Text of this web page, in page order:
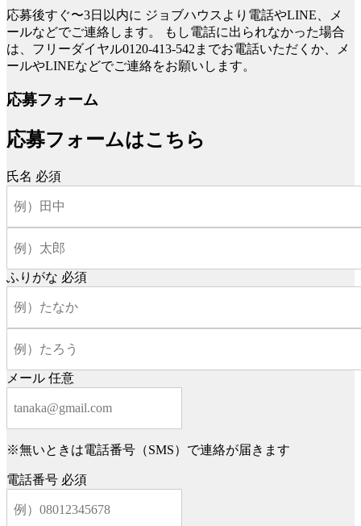
応募後すぐ〜3日以内に ジョブハウスより電話やLINE、メ
ールなどでご連絡します。
もし電話に出られなかった場合
は、フリーダイヤル0120-413-542までお電話いただくか、メ
ールやLINEなどでご連絡をお願いします。
応募フォーム
応募フォームはこちら
氏名 必須
ふりがな 必須
メール 任意
※無いときは電話番号（SMS）で連絡が届きます
電話番号 必須